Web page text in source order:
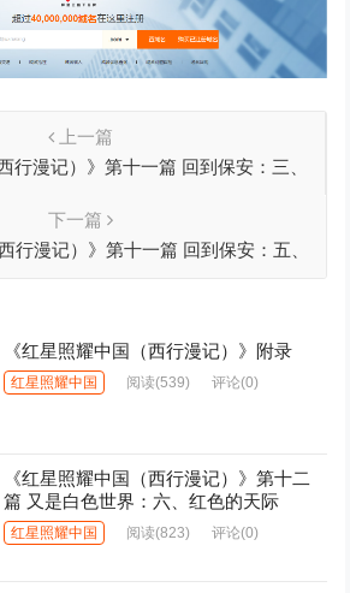
上一篇
行漫记）》第十一篇 回到保安：三、
下一篇
行漫记）》第十一篇 回到保安：五、
《红星照耀中国（西行漫记）》附录
红星照耀中国 阅读(539) 评论(0)
《红星照耀中国（西行漫记）》第十二
篇 又是白色世界：六、红色的天际
红星照耀中国 阅读(823) 评论(0)